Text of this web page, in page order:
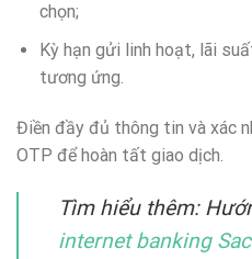
chọn;
Kỳ hạn gửi linh hoạt, lãi
tương ứng.
Điền đầy đủ thông tin và xác
OTP để hoàn tất giao dịch.
Tìm hiểu thêm:
internet banking